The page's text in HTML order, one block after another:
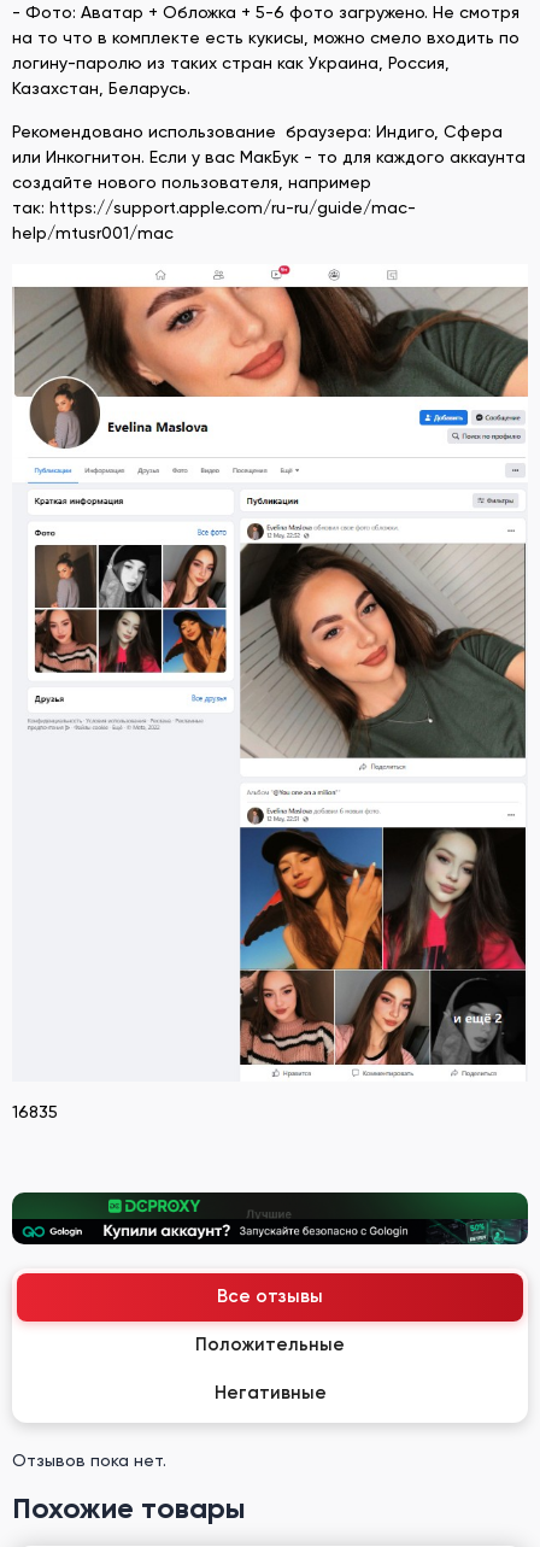
- Фото: Аватар + Обложка + 5-6 фото загружено. Не смотря
на то что в комплекте есть кукисы, можно смело входить по
логину-паролю из таких стран как Украина, Россия,
Казахстан, Беларусь.
Рекомендовано использование браузера: Индиго, Сфера
или Инкогнитон. Если у вас МакБук - то для каждого аккаунта
создайте нового пользователя, например
так: https://support.apple.com/ru-ru/guide/mac-
help/mtusr001/mac
16835
Все отзывы
Положительные
Негативные
Отзывов пока нет.
Похожие товары